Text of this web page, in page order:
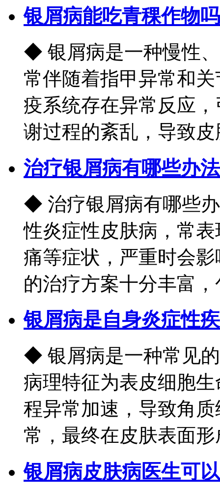
银屑病能吃青稞作物吗
◆ 银屑病是一种慢性
常伴随着指甲异常和
疫系统存在异常反应
谢过程的紊乱，导致皮
治疗银屑病有哪些办
◆ 治疗银屑病有哪些
性炎症性皮肤病，常
痛等症状，严重时会
的治疗方案十分丰富，
银屑病是自身炎症性
◆ 银屑病是一种常见
病理特征为表皮细胞
程异常加速，导致角
常，最终在皮肤表面形
银屑病皮肤病医生可